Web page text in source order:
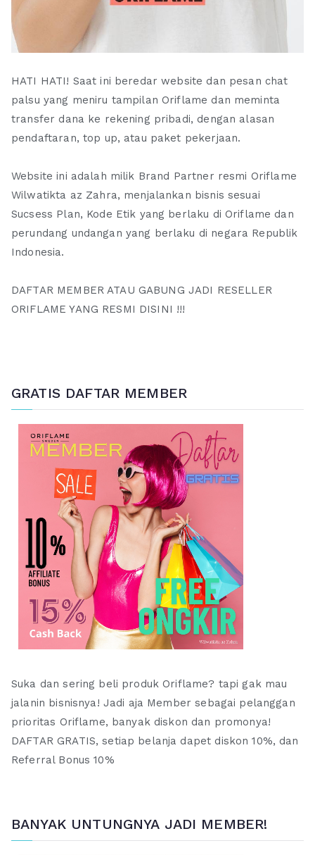
HATI HATI! Saat ini beredar website dan pesan chat
palsu yang meniru tampilan Oriflame dan meminta
transfer dana ke rekening pribadi, dengan alasan
pendaftaran, top up, atau paket pekerjaan.
Website ini adalah milik Brand Partner resmi Oriflame
Wilwatikta az Zahra, menjalankan bisnis sesuai
Sucsess Plan, Kode Etik yang berlaku di Oriflame dan
perundang undangan yang berlaku di negara Republik
Indonesia.
DAFTAR MEMBER ATAU GABUNG JADI RESELLER
ORIFLAME YANG RESMI DISINI !!!
GRATIS DAFTAR MEMBER
Suka dan sering beli produk Oriflame? tapi gak mau
jalanin bisnisnya! Jadi aja Member sebagai pelanggan
prioritas Oriflame, banyak diskon dan promonya!
DAFTAR GRATIS, setiap belanja dapet diskon 10%, dan
Referral Bonus 10%
BANYAK UNTUNGNYA JADI MEMBER!